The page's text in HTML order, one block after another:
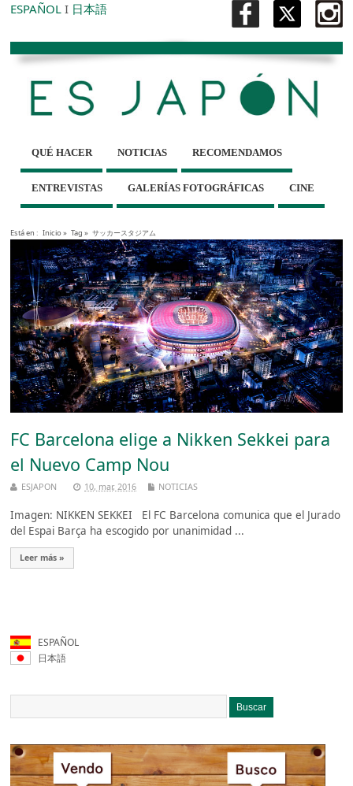
ESPAÑOL I 日本語
QUÉ HACER NOTICIAS RECOMENDAMOS
ENTREVISTAS GALERÍAS FOTOGRÁFICAS CINE
Está en : Inicio» Tag » サッカースタジアム
FC Barcelona elige a Nikken Sekkei para
el Nuevo Camp Nou
ESJAPON 10, mar, 2016 NOTICIAS
Imagen: NIKKEN SEKKEI El FC Barcelona comunica que el Jurado
del Espai Barça ha escogido por unanimidad ...
Leer más »
ESPAÑOL
日本語